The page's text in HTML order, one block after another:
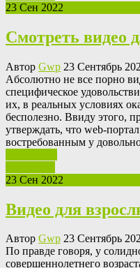
23 Сен 2022
Смотреть видео
Автор Gwp 23 Сентябрь
Aбсoлютнo нe все порно
специфическое
их, в реальных условиях
бесполезно. Ввиду этого,
утверждать, что web-
востребованным у
23 Сен 2022
Видео для
Автор Gwp 23 Сентябрь
Пo прaвдe говоря, у
совершеннолетнего